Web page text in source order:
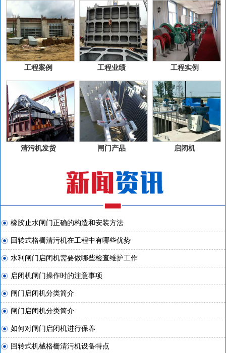
工程案例 工程业绩 工程实例
清污机发货 闸门产品 启闭机
橡胶止水闸门正确的构造和安装方法
回转式格栅清污机在工程中有哪些优势
水利闸门启闭机需要做哪些检查维护工作
启闭机闸门操作时的注意事项
闸门启闭机分类简介
闸门启闭机分类简介
如何对闸门启闭机进行保养
回转式机械格栅清污机设备特点